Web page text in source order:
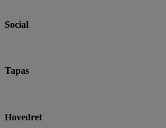
Social
Tapas
Hovedret